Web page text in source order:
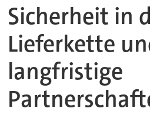
Sicherheit in
Lieferkette
langfristige